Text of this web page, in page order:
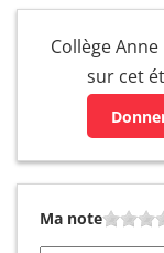
Collège
sur cet
Ma note